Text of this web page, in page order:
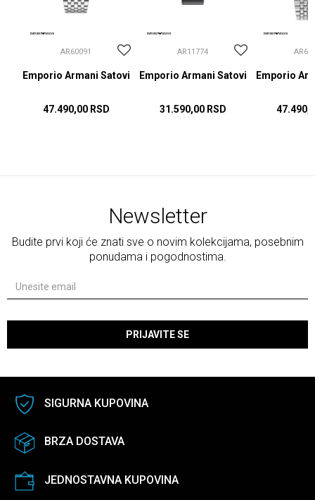
AR60091
Emporio Armani Satovi
47.490,00 RSD
AR11774
Emporio Armani Satovi
31.590,00 RSD
Emporio
Newsletter
Budite prvi koji će znati sve o novim kolekcijama, posebnim
ponudama i pogodnostima.
PRIJAVITE SE
SIGURNA KUPOVINA
BRZA DOSTAVA
JEDNOSTAVNA KUPOVINA